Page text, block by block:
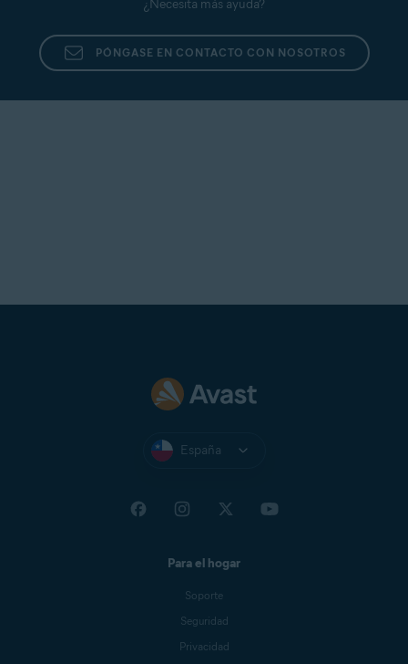
¿Necesita más ayuda?
PÓNGASE EN CONTACTO CON NOSOTROS
España
Para el hogar
Soporte
Seguridad
Privacidad